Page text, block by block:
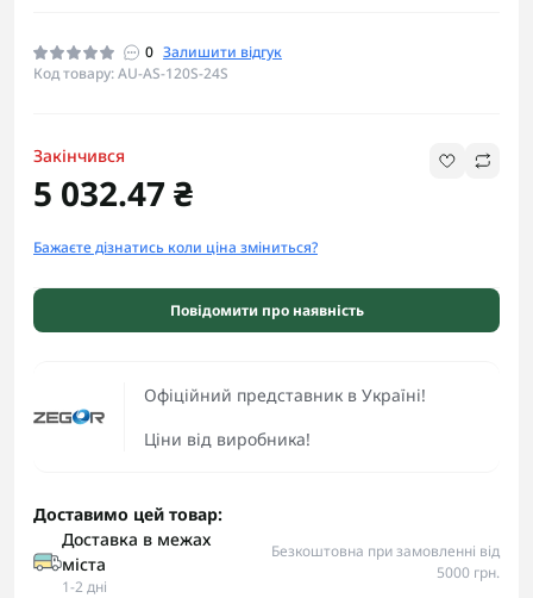
0 Залишити відгук
Код товару: AU-AS-120S-24S
Офіційний представник в Україні!
Ціни від виробника!
Закінчився
5 032.47 ₴
Бажаєте дізнатись коли ціна зміниться?
Повідомити про наявність
Доставимо цей товар:
Доставка в межах
міста
1-2 дні
Безкоштовна при замовленні від
5000 грн.